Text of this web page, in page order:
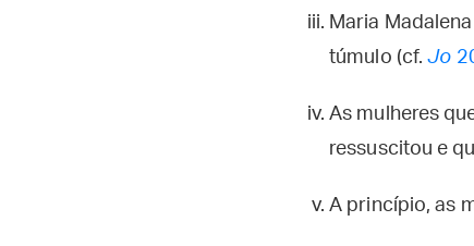
Maria
túmulo (cf.Jo
As mulheres
ressuscitou e
A princípio, as